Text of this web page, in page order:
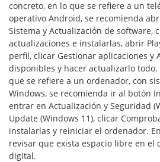
concreto, en lo que se refiere a un
operativo Android, se recomienda
Sistema y Actualización de software,
actualizaciones e instalarlas, abrir
perfil, clicar Gestionar aplicaciones y
disponibles y hacer actualizarlo
que se refiere a un ordenador, con
Windows, se recomienda ir al botón
entrar en Actualización y Seguridad
Update (Windows 11), clicar
instalarlas y reiniciar el ordenador.
revisar que exista espacio libre en el
digital.